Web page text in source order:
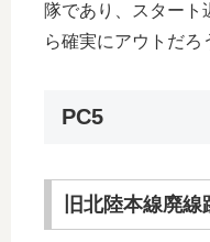
隊であり、スタート
ら確実にアウトだろ
PC5
旧北陸本線廃線